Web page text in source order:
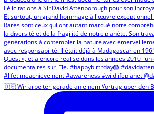
🇩🇪 Wir arbeiten gerade an einem Vortrag über den B